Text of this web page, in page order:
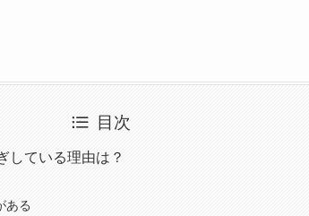
目次
している理由は？
ある